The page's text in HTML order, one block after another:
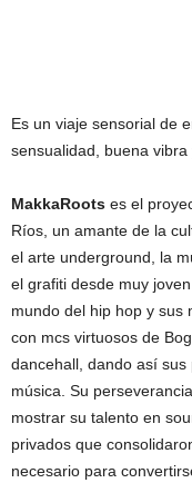
Es un viaje sensorial de
sensualidad, buena vibra
MakkaRoots es el
Ríos, un amante de la
el arte underground, la
el grafiti desde muy
mundo del hip hop y sus
con mcs virtuosos de
dancehall, dando así
música. Su
mostrar su talento en
privados que
necesario para